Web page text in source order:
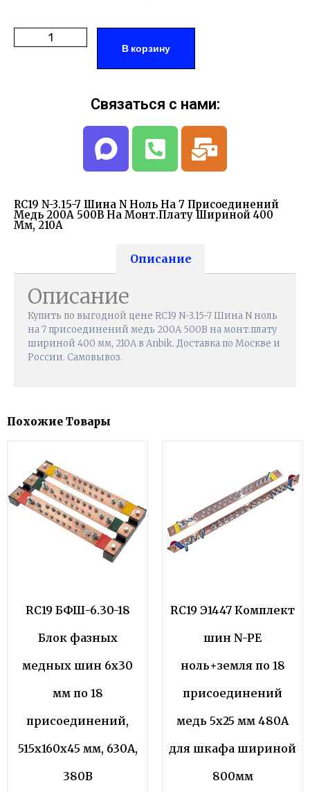
В корзину
RC19 N-3.15-7 Шина N Ноль На 7 Присоединений
Медь 200А 500В На Монт.плату Шириной 400
Мм, 210А
Описание
Описание
Купить по выгодной цене RC19 N-3.15-7 Шина N ноль
на 7 присоединений медь 200А 500В на монт.плату
шириной 400 мм, 210А в Anbik. Доставка по Москве и
России. Самовывоз.
Связаться с нами:
Похожие Товары
RC19 БФШ-6.30-18
Блок фазных
медных шин 6х30
мм по 18
присоединений,
515х160х45 мм, 630А,
380В
RC19 Э1447 Комплект
шин N-PE
ноль+земля по 18
присоединений
медь 5х25 мм 480А
для шкафа шириной
800мм